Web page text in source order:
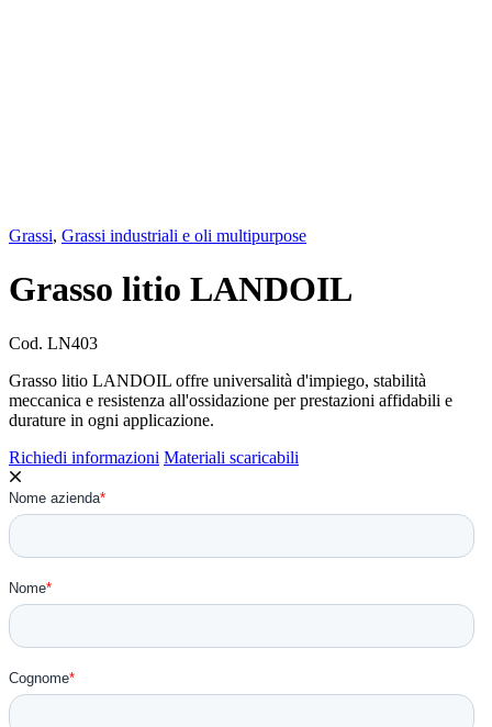
Grassi, Grassi industriali e oli multipurpose
Grasso litio LANDOIL
Cod. LN403
Grasso litio LANDOIL offre universalità d'impiego, stabilità
meccanica e resistenza all'ossidazione per prestazioni affidabili e
durature in ogni applicazione.
Richiedi informazioni Materiali scaricabili